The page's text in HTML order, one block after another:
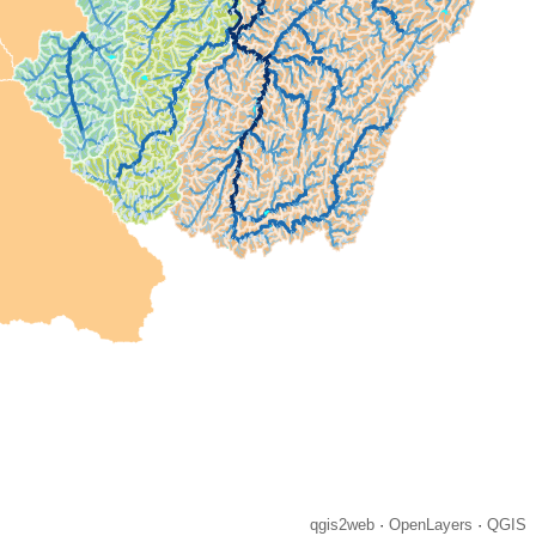
qgis2web· OpenLayers · QGIS